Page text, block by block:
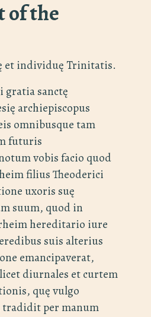
of the
et individuę Trinitatis.
gratia sanctę
archiepiscopus
omnibusque tam
futuris
vobis facio quod
filius Theoderici
uxoris suę
suum, quod in
hereditario iure
suis alterius
emancipaverat,
diurnales et curtem
quę vulgo
per manum